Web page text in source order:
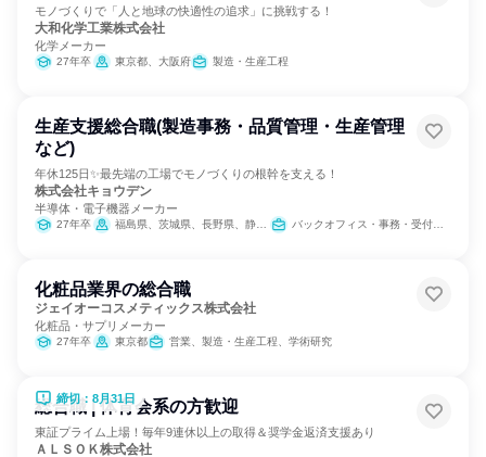
モノづくりで「人と地球の快適性の追求」に挑戦する！
大和化学工業株式会社
化学メーカー
27年卒 東京都、大阪府 製造・生産工程
生産支援総合職(製造事務・品質管理・生産管理
など)
年休125日✨最先端の工場でモノづくりの根幹を支える！
株式会社キョウデン
半導体・電子機器メーカー
27年卒 福島県、茨城県、長野県、静岡県、大阪府 バックオフィス・事務・受付、SCM/生産管理/購買/物流、IT
化粧品業界の総合職
ジェイオーコスメティックス株式会社
化粧品・サプリメーカー
27年卒 東京都 営業、製造・生産工程、学術研究
締切：8月31日
総合職 | 体育会系の方歓迎
東証プライム上場！毎年9連休以上の取得＆奨学金返済支援あり
ＡＬＳＯＫ株式会社